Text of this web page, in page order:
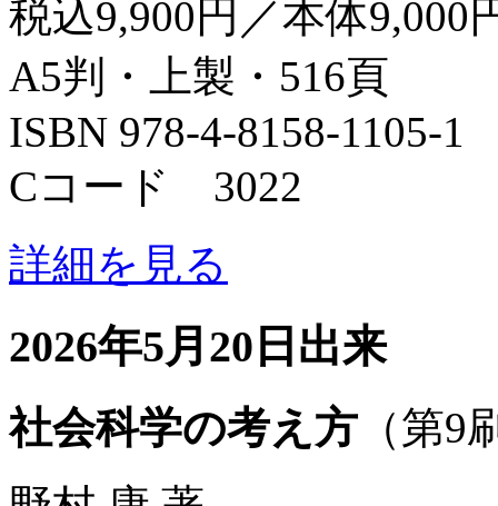
税込9,900円／本体9,000
A5判・上製・516頁
ISBN 978-4-8158-1105-1
Cコード 3022
詳細を見る
2026年5月20日出来
社会科学の考え方 （第9